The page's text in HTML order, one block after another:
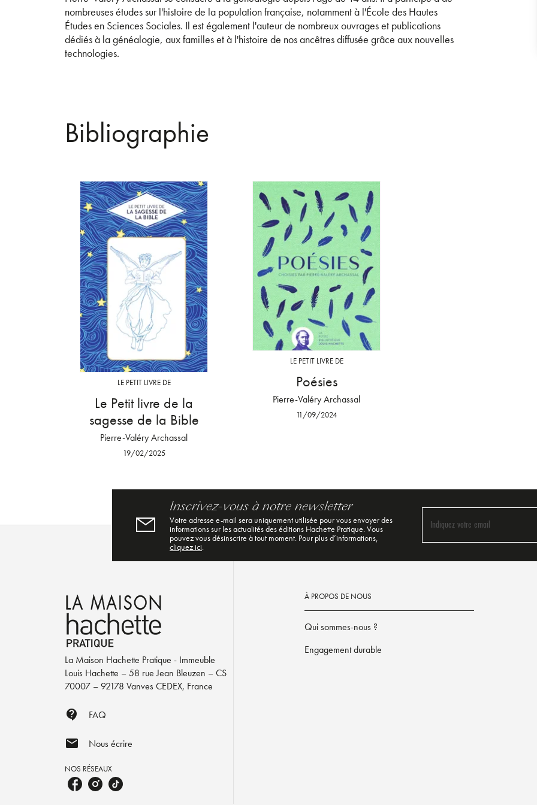
nombreuses études sur l'histoire de la population française, notamment à l'École des Hautes
Études en Sciences Sociales. Il est également l'auteur de nombreux ouvrages et publications
dédiés à la généalogie, aux familles et à l'histoire de nos ancêtres diffusée grâce aux nouvelles
technologies.
Bibliographie
LE PETIT LIVRE DE
Le Petit livre de la
sagesse de la Bible
Pierre-Valéry Archassal
19/02/2025
LE PETIT LIVRE DE
Poésies
Pierre-Valéry Archassal
11/09/2024
Inscrivez-vous à notre newsletter
Votre adresse e-mail sera uniquement utilisée pour vous envoyer des
informations sur les actualités des éditions Hachette Pratique. Vous
pouvez vous désinscrire à tout moment. Pour plus d’informations,
cliquez ici
Indiquez votre email
La Maison Hachette Pratique - Immeuble
Louis Hachette – 58 rue Jean Bleuzen – CS
70007 – 92178 Vanves CEDEX, France
contact_support FAQ
mail Nous écrire
NOS RÉSEAUX
À PROPOS DE NOUS
Qui sommes-nous ?
Engagement durable